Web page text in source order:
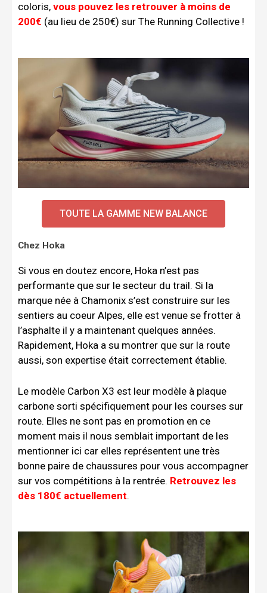
coloris, vous pouvez les retrouver à moins de
200€ (au lieu de 250€) sur The Running Collective !
TOUTE LA GAMME NEW BALANCE
Chez Hoka
Si vous en doutez encore, Hoka n’est pas
performante que sur le secteur du trail. Si la
marque née à Chamonix s’est construire sur les
sentiers au coeur Alpes, elle est venue se frotter à
l’asphalte il y a maintenant quelques années.
Rapidement, Hoka a su montrer que sur la route
aussi, son expertise était correctement établie.
Le modèle Carbon X3 est leur modèle à plaque
carbone sorti spécifiquement pour les courses sur
route. Elles ne sont pas en promotion en ce
moment mais il nous semblait important de les
mentionner ici car elles représentent une très
bonne paire de chaussures pour vous accompagner
sur vos compétitions à la rentrée. Retrouvez les
dès 180€ actuellement.